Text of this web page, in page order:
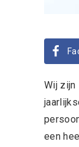
Wij zijn
een